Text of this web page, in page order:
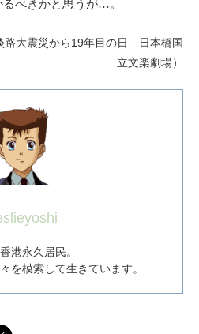
べきかと思うが…。
路大震災から19年目の日 日本橋国
立文楽劇場）
港永久居民。
を模索して生きています。